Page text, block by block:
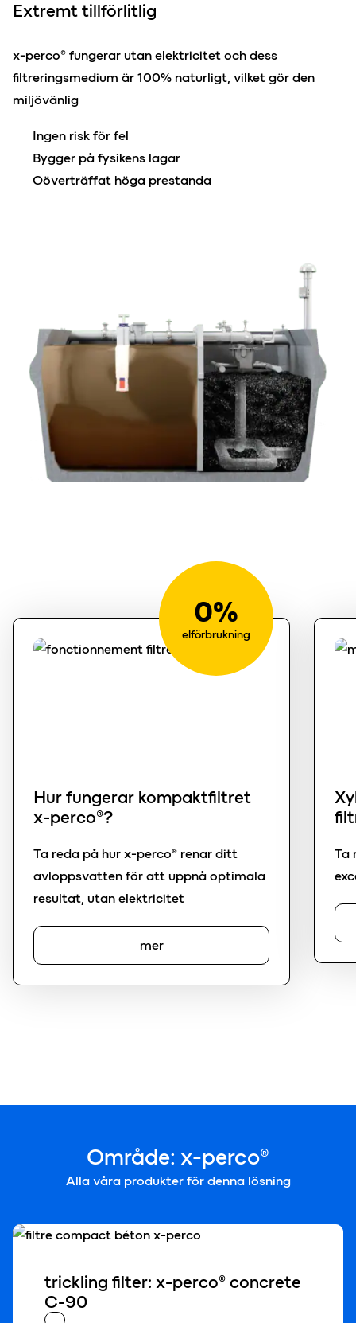
agrandir l'image
Extremt tillförlitlig
x-perco® fungerar utan elektricitet och dess
filtreringsmedium är 100% naturligt, vilket gör den
miljövänlig
Ingen risk för fel
Bygger på fysikens lagar
Oöverträffat höga prestanda
0%
elförbrukning
Hur fungerar kompaktfiltret
x-perco®?
Ta reda på hur x-perco® renar ditt
avloppsvatten för att uppnå optimala
resultat, utan elektricitet
mer
Ta
Område: x-perco®
Alla våra produkter för denna lösning
trickling filter: x-perco® concrete
C-90